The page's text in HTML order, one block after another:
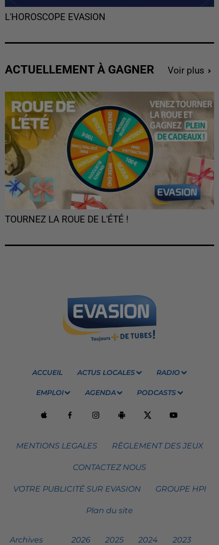
L'HOROSCOPE EVASION
ACTUELLEMENT À GAGNER Voir plus
TOURNEZ LA ROUE DE L'ÉTÉ !
ACCUEIL ACTUS LOCALES RADIO
EMPLOI AGENDA PODCASTS
MENTIONS LEGALES RÈGLEMENT DES JEUX
CONTACTEZ NOUS
VOTRE PUBLICITÉ SUR EVASION GROUPE HPI
Plan du site
Archives 2026 2025 2024 2023